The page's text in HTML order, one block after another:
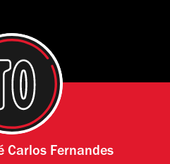
Carlos Fernandes